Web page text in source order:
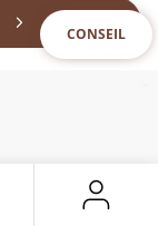
CONSEIL